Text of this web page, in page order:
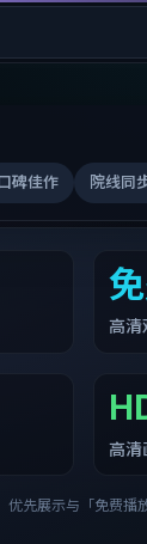
碑佳作 院线同
高清
高清
优先展示与「免费播